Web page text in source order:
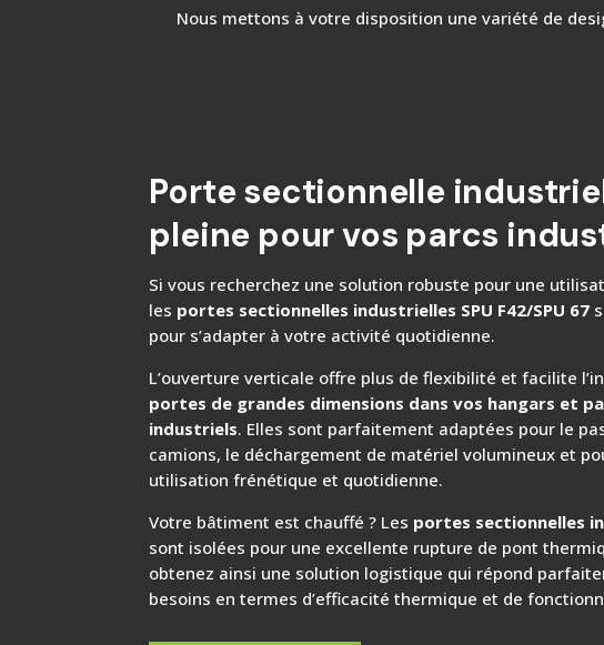
Nous mettons à votre disposition une variété de
Porte sectionnelle
pleine pour vos parcs
Si vous recherchez une solution robuste pour une
les portes sectionnelles industrielles SPU F42/SPU 67
pour s’adapter à votre activité quotidienne.
L’ouverture verticale offre plus de flexibilité et facilite
portes de grandes dimensions dans vos hangars et
industriels. Elles sont parfaitement adaptées pour le
camions, le déchargement de matériel volumineux et
utilisation frénétique et quotidienne.
Votre bâtiment est chauffé ? Les portes sectionnelles
sont isolées pour une excellente rupture de pont
obtenez ainsi une solution logistique qui répond
besoins en termes d’efficacité thermique et de